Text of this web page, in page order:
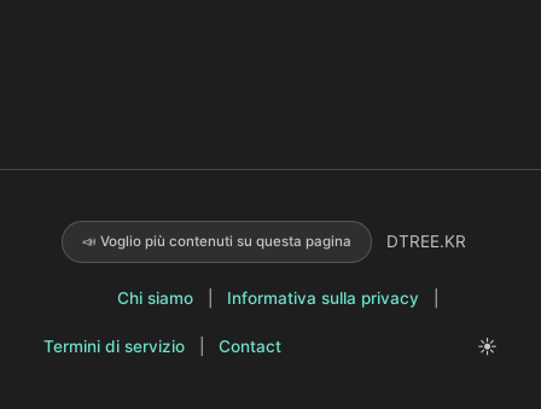
📣 Voglio più contenuti su questa pagina DTREE.KR
Chi siamo Informativa sulla privacy
Termini di servizio Contact ☀️